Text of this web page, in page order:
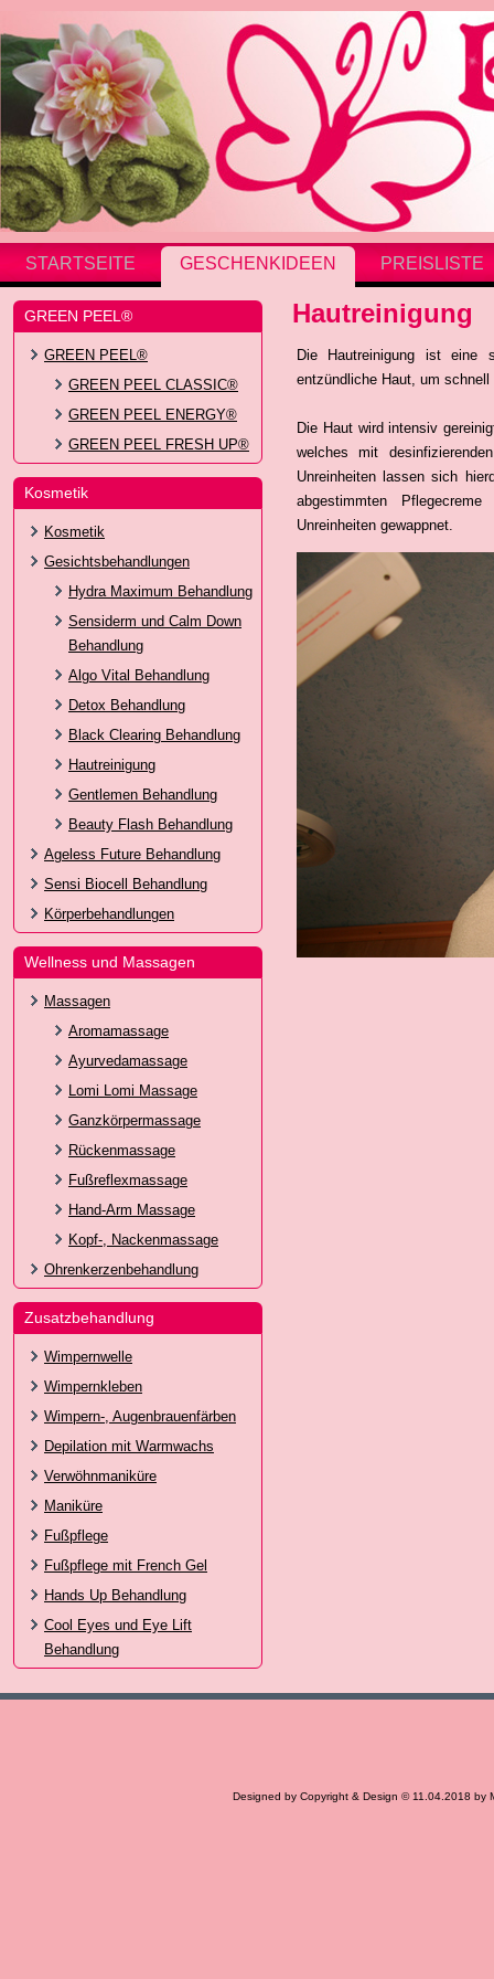
STARTSEITE GESCHENKIDEEN PREISLISTE
GREEN PEEL®
GREEN PEEL®
GREEN PEEL CLASSIC®
GREEN PEEL ENERGY®
GREEN PEEL FRESH UP®
Kosmetik
Kosmetik
Gesichtsbehandlungen
Hydra Maximum Behandlung
Sensiderm und Calm Down
Behandlung
Algo Vital Behandlung
Detox Behandlung
Black Clearing Behandlung
Hautreinigung
Gentlemen Behandlung
Beauty Flash Behandlung
Ageless Future Behandlung
Sensi Biocell Behandlung
Körperbehandlungen
Wellness und Massagen
Massagen
Aromamassage
Ayurvedamassage
Lomi Lomi Massage
Ganzkörpermassage
Rückenmassage
Fußreflexmassage
Hand-Arm Massage
Kopf-, Nackenmassage
Ohrenkerzenbehandlung
Zusatzbehandlung
Wimpernwelle
Wimpernkleben
Wimpern-, Augenbrauenfärben
Depilation mit Warmwachs
Verwöhnmaniküre
Maniküre
Fußpflege
Fußpflege mit French Gel
Hands Up Behandlung
Cool Eyes und Eye Lift
Behandlung
Hautreinigung
Die Hautreinigung ist eine
entzündliche Haut, um
Die Haut wird intensiv
welches mit
Unreinheiten lassen sich
abgestimmten
Unreinheiten gewappnet.
Designed by Copyright & Design © 11.04.2018 by